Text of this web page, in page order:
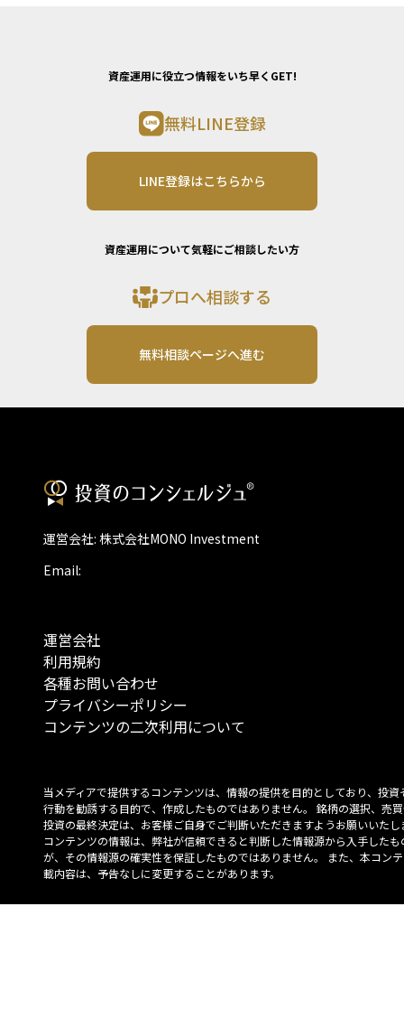
資産運用に役立つ情報をいち早くGET!
無料LINE登録
LINE登録はこちらから
資産運用について気軽にご相談したい方
プロへ相談する
無料相談ページへ進む
運営会社: 株式会社MONO Investment
Email:
運営会社
利用規約
各種お問い合わせ
プライバシーポリシー
コンテンツの二次利用について
当メディアで提供するコンテンツは、情報の提供を目的としており、投資
行動を勧誘する目的で、作成したものではありません。 銘柄の選択、売
投資の最終決定は、お客様ご自身でご判断いただきますようお願いいたし
コンテンツの情報は、弊社が信頼できると判断した情報源から入手したも
が、その情報源の確実性を保証したものではありません。 また、本コン
載内容は、予告なしに変更することがあります。